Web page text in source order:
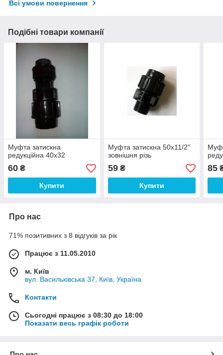
Всі умови повернення
Подібні товари компанії
Муфта затискна
редукційна 40х32
60 ₴
Купити
Муфта затискна 50х11/2"
зовнішня різь
59₴
Купити
85
Про нас
71% позитивних з 8 відгуків за рік
Працює з 11.05.2010
м. Київ
вул. Васильківська 37, Київ, Україна
Контакти
Сьогодні працює з 08:30 до 18:00
Показати весь графік роботи